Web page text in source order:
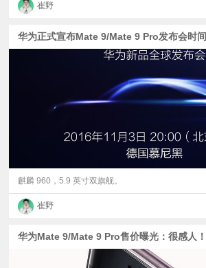
崔野
华为正式宣布Mate 9/Mate 9 Pro发布会时间
麒麟 960，5.9 英寸双旗舰。
崔野
华为Mate 9/Mate 9 Pro售价曝光：很感人！